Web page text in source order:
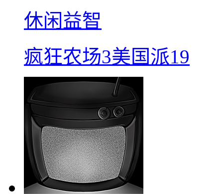
休闲益智
疯狂农场3美国派19